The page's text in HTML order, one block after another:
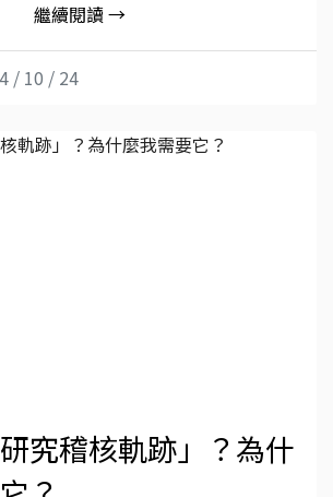
繼續閱讀 →
/ 10 / 24
究稽核軌跡」？為什